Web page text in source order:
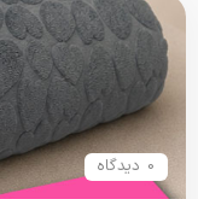
0 دیدگاه